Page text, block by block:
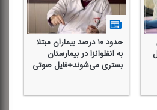
حدود ۱۰ درصد بیماران مبتلا
به آنفلوآنزا در بیمارستان
بستری می‌شوند+فایل صوتی